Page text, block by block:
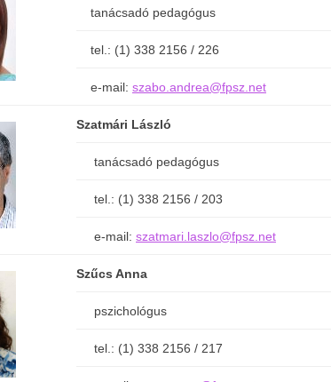
tanácsadó pedagógus
tel.: (1) 338 2156 / 226
e-mail: szabo.andrea@fpsz.net
Szatmári László
tanácsadó pedagógus
tel.: (1) 338 2156 / 203
e-mail: szatmari.laszlo@fpsz.net
Szűcs Anna
pszichológus
tel.: (1) 338 2156 / 217